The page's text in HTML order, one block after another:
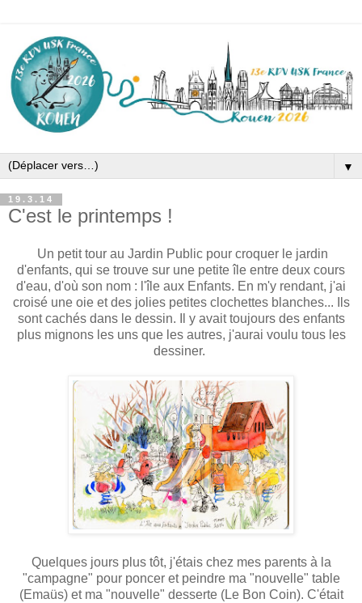
▼
19.3.14
C'est le printemps !
Un petit tour au Jardin Public pour croquer le jardin
d'enfants, qui se trouve sur une petite île entre deux cours
d'eau, d'où son nom : l'île aux Enfants. En m'y rendant, j'ai
croisé une oie et des jolies petites clochettes blanches... Ils
sont cachés dans le dessin. Il y avait toujours des enfants
plus mignons les uns que les autres, j'aurai voulu tous les
dessiner.
Quelques jours plus tôt, j'étais chez mes parents à la
"campagne" pour poncer et peindre ma "nouvelle" table
(Emaüs) et ma "nouvelle" desserte (Le Bon Coin). C'était